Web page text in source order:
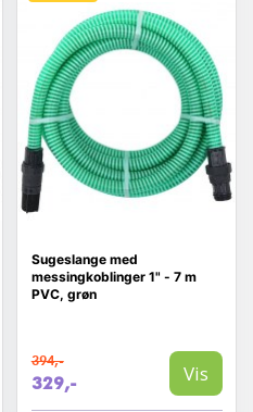
Sugeslange med
messingkoblinger 1" - 7 m
PVC, grøn
394,-
329,- Vis